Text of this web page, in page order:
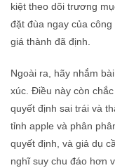
kiệt theo dõi trương
đặt đùa ngay của
giá thành đã định.
Ngoài ra, hãy nhắm
xúc. Điều này còn
quyết định sai trái và
tỉnh apple và phân
quyết định, và giả dụ
nghĩ suy chu đáo hơn